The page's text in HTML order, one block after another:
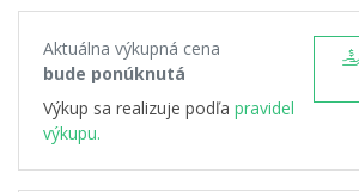
Aktuálna výkupná cena
bude ponúknutá
Výkup sa realizuje podľa pravidel
výkupu.